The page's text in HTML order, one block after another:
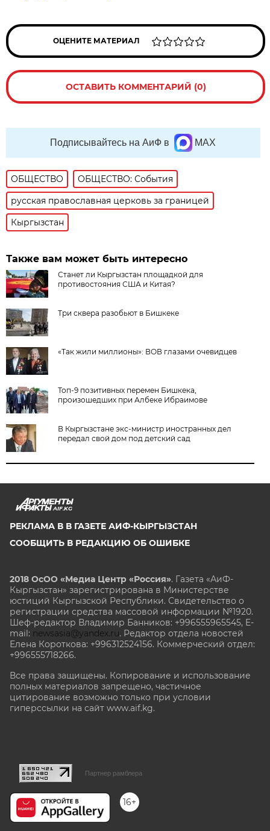
ОЦЕНИТЕ МАТЕРИАЛ
ОСТАВИТЬ КОММЕНТАРИЙ (0)
Подписывайтесь на АиФ в MAX
ОБЩЕСТВО
ОБЩЕСТВО: События
русская православная церковь за границей
Кыргызстан
Также вам может быть интересно
Станет ли Кыргызстан площадкой для
противостояния США и Китая?
Три сквера разобьют в Бишкеке
«Так жили миллионы»: ВОВ глазами очевидцев
Топ-9 позитивных перемен Бишкека,
произошедших при Албеке Ибраимове
В Кыргызстане экс-министр иностранных дел
передал свой дом под детский сад
AIF.KG
РЕКЛАМА В В ГАЗЕТЕ АИФ-КЫРГЫЗСТАН
СООБЩИТЬ В РЕДАКЦИЮ ОБ ОШИБКЕ
2018 ОсОО «Медиа Центр «Россия». Газета «АиФ-
Кыргызстан» зарегистрирована в Министерстве
юстиций Кыргызской Республики. Свидетельство о
регистрации средства массовой информации №1920.
Шеф-редактор Владимир Банников: +996555965545, E-
mail: newsasia@yandex.ru. Редактор отдела новостей
Елена Короткова: +996312524156. Коммерческий отдел:
+996555718266.
Все права защищены. Копирование и использование
полных материалов запрещено, частичное
цитирование возможно только при условии
гиперссылки на сайт www.aif.kg.
Партнер рамблера
16+